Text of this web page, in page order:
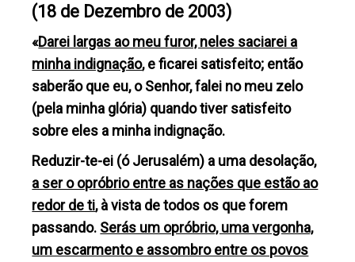
(18 de Dezembro de 2003)
«Darei largas ao meu furor, neles saciarei a
minha indignação, e ficarei satisfeito; então
saberão que eu, o Senhor, falei no meu zelo
(pela minha glória) quando tiver satisfeito
sobre eles a minha indignação.
Reduzir-te-ei (ó Jerusalém) a uma desolação,
a ser o opróbrio entre as nações que estão ao
redor de ti, à vista de todos os que forem
passando. Serás um opróbrio, uma vergonha,
um escarmento e assombro entre os povos